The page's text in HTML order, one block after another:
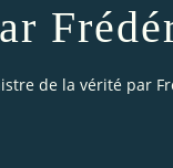
de la vérité par